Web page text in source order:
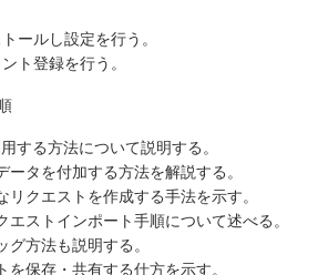
ールし設定を行う。
ト登録を行う。
する方法について説明する。
ータを付加する方法を解説する。
クエストを作成する手法を示す。
エストインポート手順について述べる。
グ方法も説明する。
保存・共有する仕方を示す。